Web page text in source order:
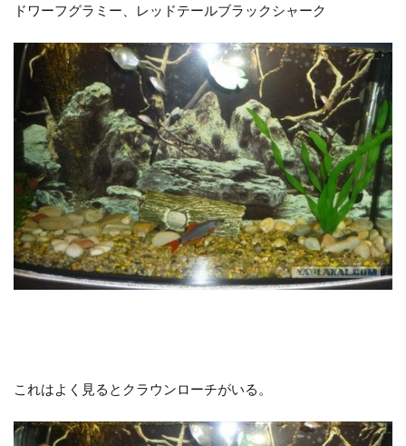
ドワーフグラミー、レッドテールブラックシャーク
これはよく見るとクラウンローチがいる。